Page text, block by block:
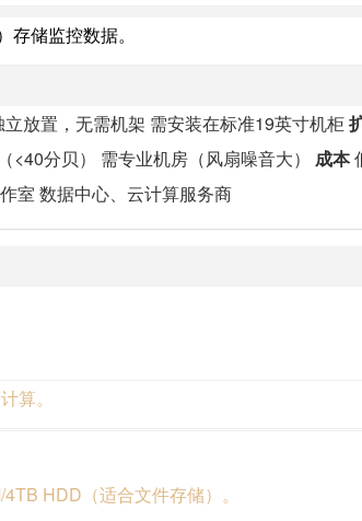
存储监控数据。
立放置，无需机架 需安装在标准19英寸机柜
<40分贝） 需专业机房（风扇噪音大） 成本
室 数据中心、云计算服务商
算。
HDD（适合文件存储）。